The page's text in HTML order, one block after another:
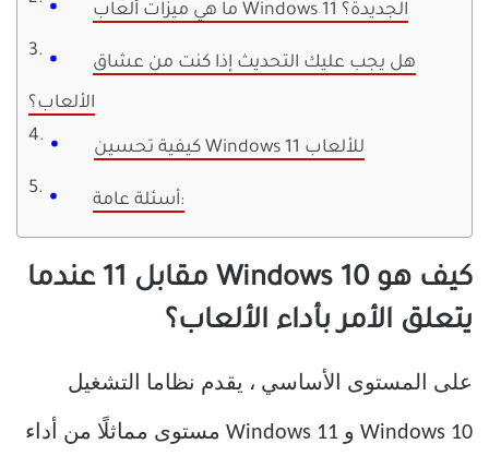
ما هي ميزات ألعاب Windows 11 الجديدة؟
هل يجب عليك التحديث إذا كنت من عشاق
الألعاب؟
كيفية تحسين Windows 11 للألعاب
أسئلة عامة:
كيف هو Windows 10 مقابل 11 عندما
يتعلق الأمر بأداء الألعاب؟
على المستوى الأساسي ، يقدم نظاما التشغيل
Windows 10 و Windows 11 مستوى مماثلًا من أداء